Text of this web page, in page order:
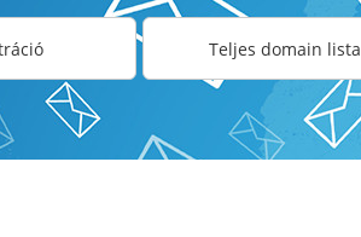
Teljes domain lista